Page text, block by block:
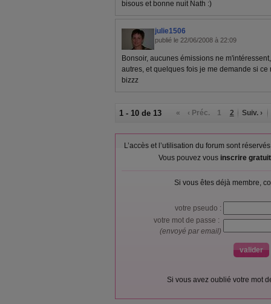
bisous et bonne nuit Nath :)
julie1506
publié le 22/06/2008 à 22:09
Bonsoir, aucunes émissions ne
autres, et quelques fois je me demande si
bizzz
1 - 10 de 13 « ‹ Préc. 1 2 Suiv. ›
L’accès et l’utilisation du forum sont
Vous pouvez vous inscrire
Si vous êtes déjà membre,
votre pseudo :
votre mot de passe :
(envoyé par email)
Si vous avez oublié votre mot